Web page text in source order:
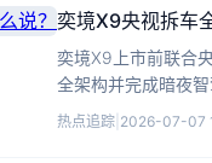
奕境X9央视拆车
奕境X9上市前联合
全架构并完成暗夜
争。
热点追踪 2026-07-07